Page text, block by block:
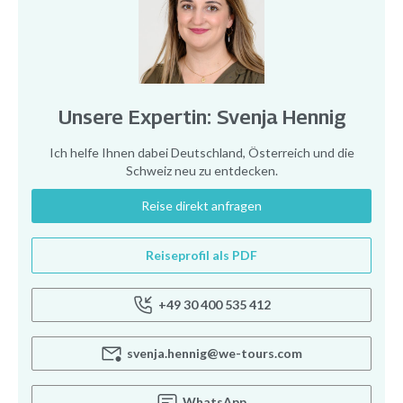
Unsere Expertin: Svenja Hennig
Ich helfe Ihnen dabei Deutschland, Österreich und die
Schweiz neu zu entdecken.
Reise direkt anfragen
Reiseprofil als PDF
+49 30 400 535 412
svenja.hennig@we-tours.com